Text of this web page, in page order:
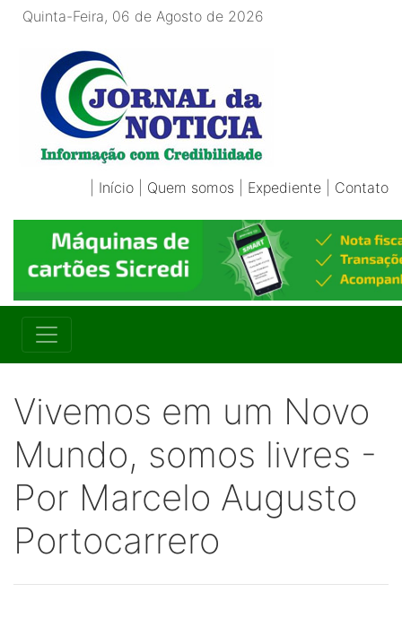
Quinta-Feira, 06 de Agosto de 2026
Início Quem somos Expediente Contato
Vivemos em um Novo
Mundo, somos livres -
Por Marcelo Augusto
Portocarrero